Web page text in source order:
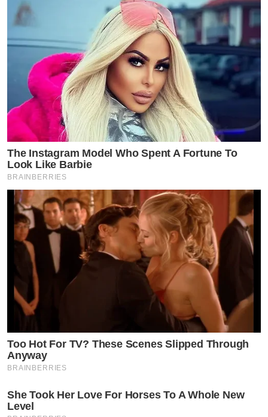
The Instagram Model Who Spent A Fortune To
Look Like Barbie
BRAINBERRIES
Too Hot For TV? These Scenes Slipped Through
Anyway
BRAINBERRIES
She Took Her Love For Horses To A Whole New
Level